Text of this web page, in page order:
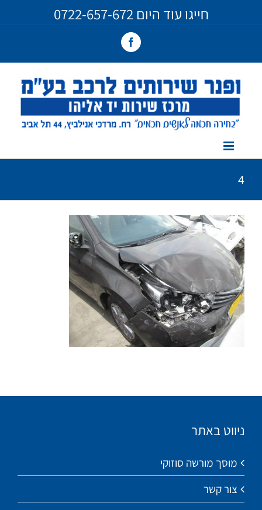
חייגו עוד היום0722-657-672
Facebook
4
ניווט באתר
מוסך מורשה סוזוקי
צור קשר